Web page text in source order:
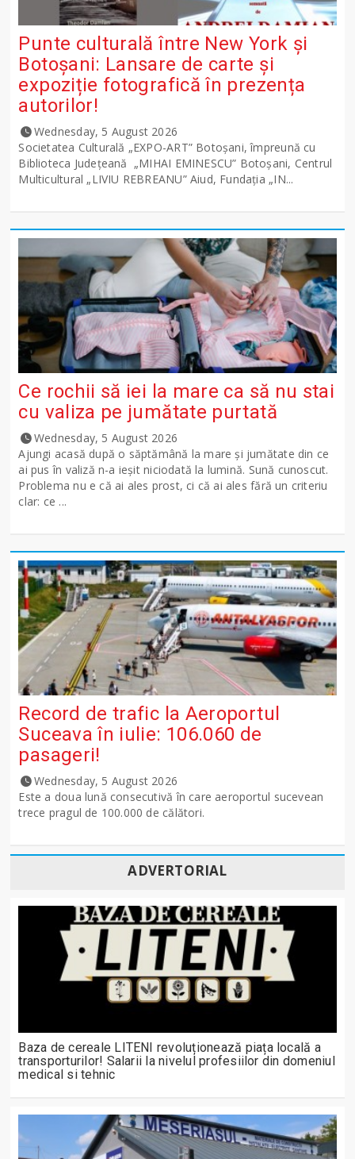
Punte culturală între New York și
Botoșani: Lansare de carte și
expoziție fotografică în prezența
autorilor!
Wednesday, 5 August 2026
Societatea Culturală „EXPO-ART” Botoșani, împreună cu
Biblioteca Județeană „MIHAI EMINESCU” Botoșani, Centrul
Multicultural „LIVIU REBREANU” Aiud, Fundația „IN...
Ce rochii să iei la mare ca să nu stai
cu valiza pe jumătate purtată
Wednesday, 5 August 2026
Ajungi acasă după o săptămână la mare și jumătate din ce
ai pus în valiză n-a ieșit niciodată la lumină. Sună cunoscut.
Problema nu e că ai ales prost, ci că ai ales fără un criteriu
clar: ce ...
Record de trafic la Aeroportul
Suceava în iulie: 106.060 de
pasageri!
Wednesday, 5 August 2026
Este a doua lună consecutivă în care aeroportul sucevean
trece pragul de 100.000 de călători.
ADVERTORIAL
Baza de cereale LITENI revoluționează piața locală a
transporturilor! Salarii la nivelul profesiilor din domeniul
medical si tehnic